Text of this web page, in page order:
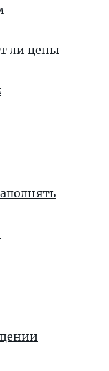
ли цены